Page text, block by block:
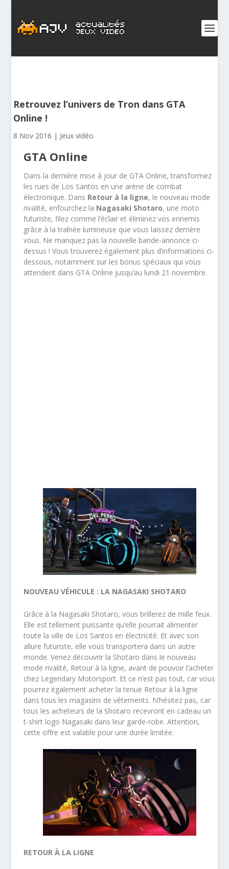
Retrouvez l’univers de Tron dans GTA
Online !
8 Nov 2016 | Jeux vidéo
GTA Online
Dans la dernière mise à jour de GTA Online, transformez
les rues de Los Santos en une arène de combat
électronique. Dans Retour à la ligne, le nouveau mode
rivalité, enfourchez la Nagasaki Shotaro, une moto
futuriste, filez comme l’éclair et éliminez vos ennemis
grâce à la traînée lumineuse que vous laissez derrière
vous. Ne manquez pas la nouvelle bande-annonce ci-
dessus ! Vous trouverez également plus d’informations ci-
dessous, notamment sur les bonus spéciaux qui vous
attendent dans GTA Online jusqu’au lundi 21 novembre.
NOUVEAU VÉHICULE : LA NAGASAKI SHOTARO
Grâce à la Nagasaki Shotaro, vous brillerez de mille feux.
Elle est tellement puissante qu’elle pourrait alimenter
toute la ville de Los Santos en électricité. Et avec son
allure futuriste, elle vous transportera dans un autre
monde. Venez découvrir la Shotaro dans le nouveau
mode rivalité, Retour à la ligne, avant de pouvoir l’acheter
chez Legendary Motorsport. Et ce n’est pas tout, car vous
pourrez également acheter la tenue Retour à la ligne
dans tous les magasins de vêtements. N’hésitez pas, car
tous les acheteurs de la Shotaro recevront en cadeau un
t-shirt logo Nagasaki dans leur garde-robe. Attention,
cette offre est valable pour une durée limitée.
RETOUR À LA LIGNE